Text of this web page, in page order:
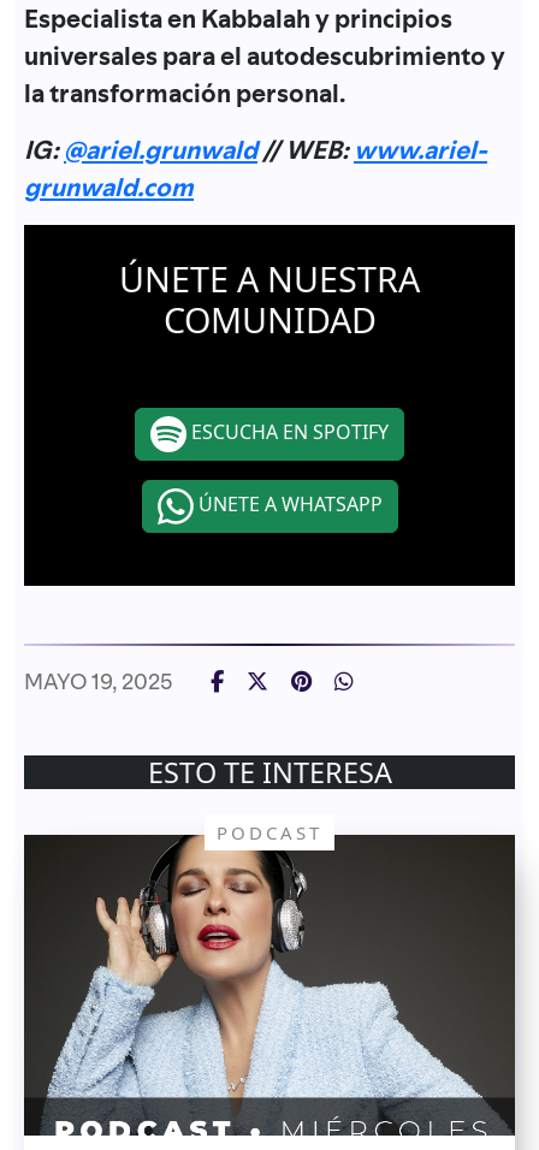
Especialista en Kabbalah y principios
universales para el autodescubrimiento y
la transformación personal.
IG:@ariel.grunwald// WEB: www.ariel-
grunwald.com
ÚNETE A NUESTRA
COMUNIDAD
ESCUCHA EN SPOTIFY
ÚNETE A WHATSAPP
MAYO 19, 2025
ESTO TE INTERESA
PODCAST